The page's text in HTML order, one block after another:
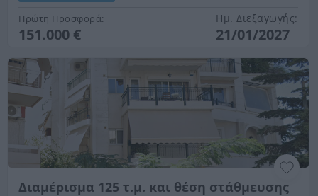
Πρώτη Προσφορά:
151.000 €
Ημ. Διεξαγωγής:
21/01/2027
Διαμέρισμα 125 τ.μ. και θέση στάθμευσης